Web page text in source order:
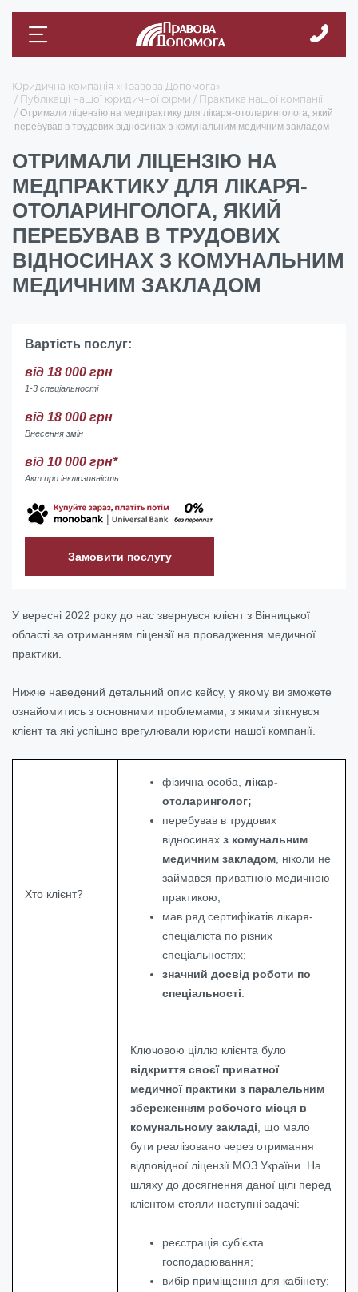
Юридична компанія «Правова Допомога»
Публікації нашої юридичної фірми
Практика нашої компанії
Отримали ліцензію на медпрактику для лікаря-отоларинголога, який
перебував в трудових відносинах з комунальним медичним закладом
ОТРИМАЛИ ЛІЦЕНЗІЮ НА
МЕДПРАКТИКУ ДЛЯ ЛІКАРЯ-
ОТОЛАРИНГОЛОГА, ЯКИЙ
ПЕРЕБУВАВ В ТРУДОВИХ
ВІДНОСИНАХ З КОМУНАЛЬНИМ
МЕДИЧНИМ ЗАКЛАДОМ
Вартість послуг:
від 18 000 грн
1-3 спеціальності
від 18 000 грн
Внесення змін
від 10 000 грн*
Акт про інклюзивність
Замовити послугу
У вересні 2022 року до нас звернувся клієнт з Вінницької
області за отриманням ліцензії на провадження медичної
практики.
Нижче наведений детальний опис кейсу, у якому ви зможете
ознайомитись з основними проблемами, з якими зіткнувся
клієнт та які успішно врегулювали юристи нашої компанії.
Хто клієнт?
фізична особа, лікар-
отоларинголог;
перебував в трудових
відносинах з комунальним
медичним закладом , ніколи не
займався приватною медичною
практикою;
мав ряд сертифікатів лікаря-
спеціаліста по різних
спеціальностях;
значний досвід роботи по
спеціальності
Ключовою ціллю клієнта було
відкриття своєї приватної
медичної практики з паралельним
збереженням робочого місця в
комунальному закладі , що мало
бути реалізовано через отримання
відповідної ліцензії МОЗ України. На
шляху до досягнення даної цілі перед
клієнтом стояли наступні задачі:
реєстрація суб’єкта
господарювання;
вибір приміщення для кабінету;